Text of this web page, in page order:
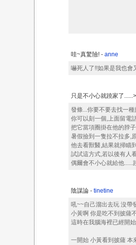
哇~真驚險! - anne
嚇死人了!!如果是我也會
只是不小心就蹺家了
發條...你要不要去找一
你可以刻一個,上面留電
把它當項圈掛在他的脖
暑假撿到一隻拉不拉多,
他去看獸醫,結果就掃瞄
試試這方式,若以後有人
偶爾會不小心就給他
陰謀論 - tinetine
吼~~自己溜出去玩 沒帶
小黃啊 你是吃不到披薩
這時在我腦海裡已經開
一開始 小黃看到披薩 本